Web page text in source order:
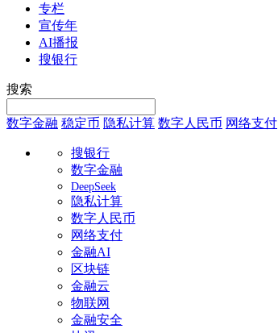
专栏
宣传年
AI播报
搜银行
搜索
数字金融 稳定币 隐私计算 数字人民币 网络支付
搜银行
数字金融
DeepSeek
隐私计算
数字人民币
网络支付
金融AI
区块链
金融云
物联网
金融安全